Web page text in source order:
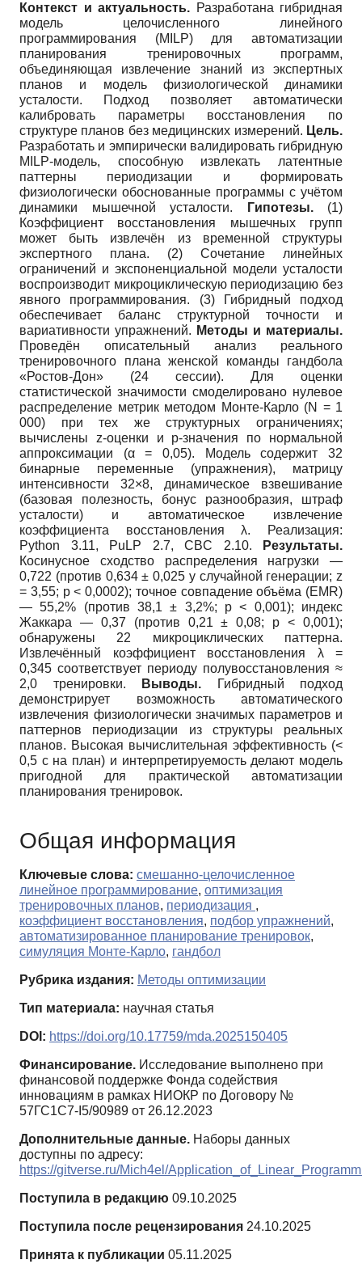
Контекст и актуальность. Разработана гибридная
модель целочисленного линейного
программирования (MILP) для автоматизации
планирования тренировочных программ,
объединяющая извлечение знаний из экспертных
планов и модель физиологической динамики
усталости. Подход позволяет автоматически
калибровать параметры восстановления по
структуре планов без медицинских измерений. Цель.
Разработать и эмпирически валидировать гибридную
MILP-модель, способную извлекать латентные
паттерны периодизации и формировать
физиологически обоснованные программы с учётом
динамики мышечной усталости.
Гипотезы.(1)
Коэффициент восстановления мышечных групп
может быть извлечён из временной структуры
экспертного плана. (2) Сочетание линейных
ограничений и экспоненциальной модели усталости
воспроизводит микроциклическую периодизацию без
явного программирования. (3) Гибридный подход
обеспечивает баланс структурной точности и
вариативности упражнений. Методы и материалы.
Проведён описательный анализ реального
тренировочного плана женской команды гандбола
«Ростов-Дон» (24 сессии). Для оценки
статистической значимости смоделировано нулевое
распределение метрик методом Монте-Карло (N = 1
000) при тех же структурных ограничениях;
вычислены z-оценки и p-значения по нормальной
аппроксимации (α = 0,05). Модель содержит 32
бинарные переменные (упражнения), матрицу
интенсивности 32×8, динамическое взвешивание
(базовая полезность, бонус разнообразия, штраф
усталости) и автоматическое извлечение
коэффициента восстановления λ. Реализация:
Python 3.11, PuLP 2.7, CBC 2.10.
Результаты.
Косинусное сходство распределения нагрузки —
0,722 (против 0,634 ± 0,025 у случайной генерации; z
= 3,55; p < 0,0002); точное совпадение объёма (EMR)
— 55,2% (против 38,1 ± 3,2%; p < 0,001); индекс
Жаккара — 0,37 (против 0,21 ± 0,08; p < 0,001);
обнаружены 22 микроциклических паттерна.
Извлечённый коэффициент восстановления λ =
0,345 соответствует периоду полувосстановления ≈
2,0 тренировки.
Выводы. Гибридный подход
демонстрирует возможность автоматического
извлечения физиологически значимых параметров и
паттернов периодизации из структуры реальных
планов. Высокая вычислительная эффективность (<
0,5 с на план) и интерпретируемость делают модель
пригодной для практической автоматизации
планирования тренировок.
Общая информация
Ключевые слова: смешанно-целочисленное
линейное программирование, оптимизация
тренировочных планов, периодизация ,
коэффициент восстановления, подбор упражнений,
автоматизированное планирование тренировок,
симуляция Монте-Карло, гандбол
Рубрика издания: Методы оптимизации
Тип материала: научная статья
DOI: https://doi.org/10.17759/mda.2025150405
Финансирование. Исследование выполнено при
финансовой поддержке Фонда содействия
инновациям в рамках НИОКР по Договору №
57ГС1С7-I5/90989 от 26.12.2023
Дополнительные данные. Наборы данных
доступны по адресу:
https://gitverse.ru/Mich4el/
Поступила в редакцию 09.10.2025
Поступила после рецензирования 24.10.2025
Принята к публикации 05.11.2025